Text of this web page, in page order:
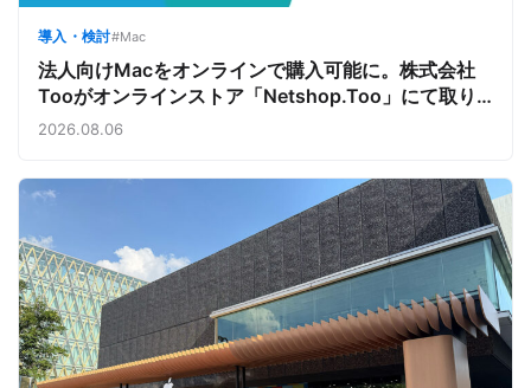
導入・検討#Mac
法人向けMacをオンラインで購入可能に。株式会社
Tooがオンラインストア「Netshop.Too」にて取り
扱いをスタート。デバイス調達の手間を減らし、スピ
2026.08.06